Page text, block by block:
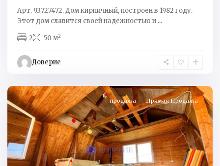
Арт. 93727472. Дом кирпичный, построен в 1982 году.
Этот дом славится своей надежностью и ...
2 50 м2
Доверие
Кингисеппский
р-
н,
продажа Прямая Продажа